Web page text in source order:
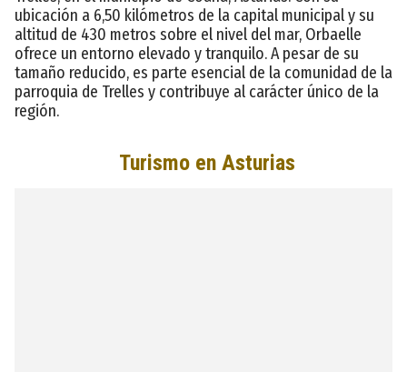
ubicación a 6,50 kilómetros de la capital municipal y su
altitud de 430 metros sobre el nivel del mar, Orbaelle
ofrece un entorno elevado y tranquilo. A pesar de su
tamaño reducido, es parte esencial de la comunidad de la
parroquia de Trelles y contribuye al carácter único de la
región.